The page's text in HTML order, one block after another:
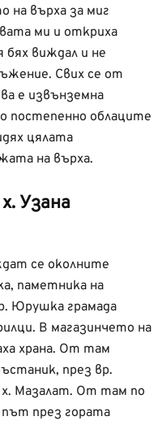
на върха за миг
ми и откриха
бях виждал и не
Свих се от
е извънземна
постепенно облаците
цялата
на върха.
Узана
се околните
паметника на
Юрушка грамада
В магазинчето на
храна. От там
през вр.
х. Мазалат. От там по
през гората